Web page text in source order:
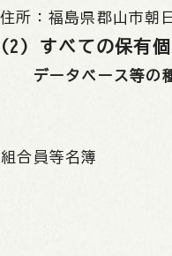
住所：福島県郡山市朝
(2) すべての保有
データベース等の
組合員等名簿